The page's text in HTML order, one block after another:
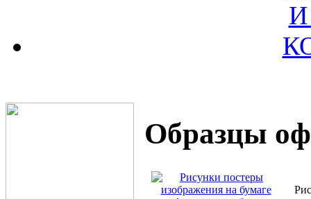
Образцы